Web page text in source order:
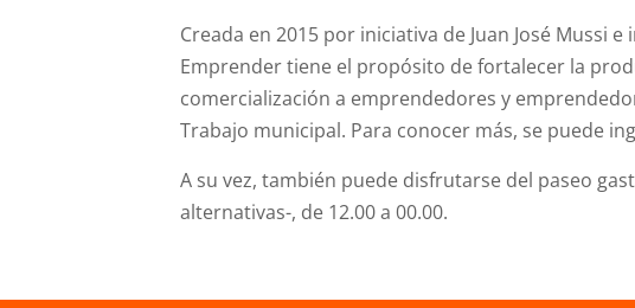
Creada en 2015 por iniciativa de Juan José Mussi
Emprender tiene el propósito de fortalecer la
comercialización a emprendedores y
Trabajo municipal. Para conocer más, se puede
A su vez, también puede disfrutarse del paseo
alternativas-, de 12.00 a 00.00.